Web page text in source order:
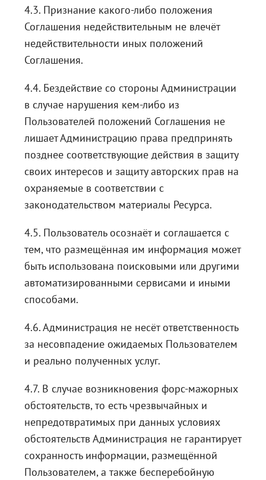
4.3. Признание какого-либо положения
Соглашения недействительным не влечёт
недействительности иных положений
Соглашения.
4.4. Бездействие со стороны Администрации
в случае нарушения кем-либо из
Пользователей положений Соглашения не
лишает Администрацию права предпринять
позднее соответствующие действия в защиту
своих интересов и защиту авторских прав на
охраняемые в соответствии с
законодательством материалы Ресурса.
4.5. Пользователь осознаёт и соглашается с
тем, что размещённая им информация может
быть использована поисковыми или другими
автоматизированными сервисами и иными
способами.
4.6. Администрация не несёт ответственность
за несовпадение ожидаемых Пользователем
и реально полученных услуг.
4.7. В случае возникновения форс-мажорных
обстоятельств, то есть чрезвычайных и
непредотвратимых при данных условиях
обстоятельств Администрация не гарантирует
сохранность информации, размещённой
Пользователем, а также бесперебойную